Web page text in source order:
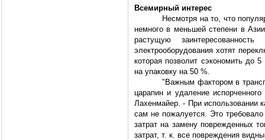
Всемирный интерес
Несмотря на то, что
немного в меньшей степени в
растущую
электрооборудования хотят
которая позволит сэкономить до
на упаковку на 50 %.
"Важным фактором в
царапин и удаление
Лахенмайер. - При использовании
сам не пожалуется. Это
затрат на замену поврежденных
затрат, т. к. все повреждения